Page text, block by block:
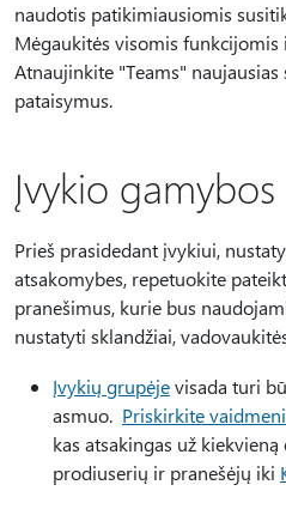
naudotis patikimiausiomis
Mėgaukitės visomis
Atnaujinkite "Teams"
pataisymus.
Įvykio
Prieš prasidedant įvykiui,
atsakomybes, repetuokite
pranešimus, kurie bus
nustatyti sklandžiai,
Įvykių grupėjevisada turi
asmuo. Priskirkite
kas atsakingas už
prodiuserių ir pranešėjų iki